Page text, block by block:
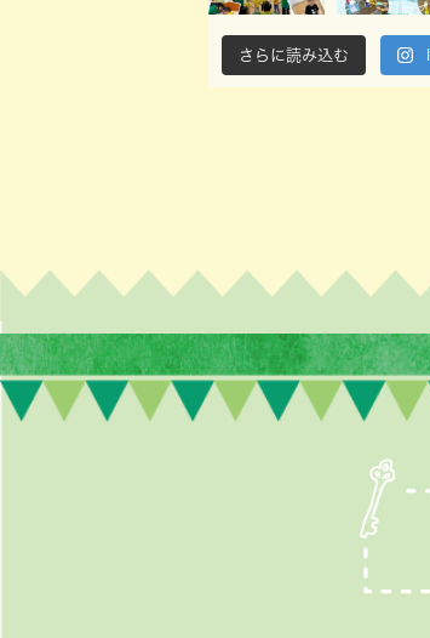
さらに読み込む